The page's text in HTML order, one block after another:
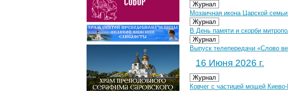
Журнал
Мозаичная икона Царской
Журнал
В День памяти и скорби
Журнал
Выпуск телепередачи «Слово
16 Июня 2026 г.
Журнал
Ковчег с частицей мощей